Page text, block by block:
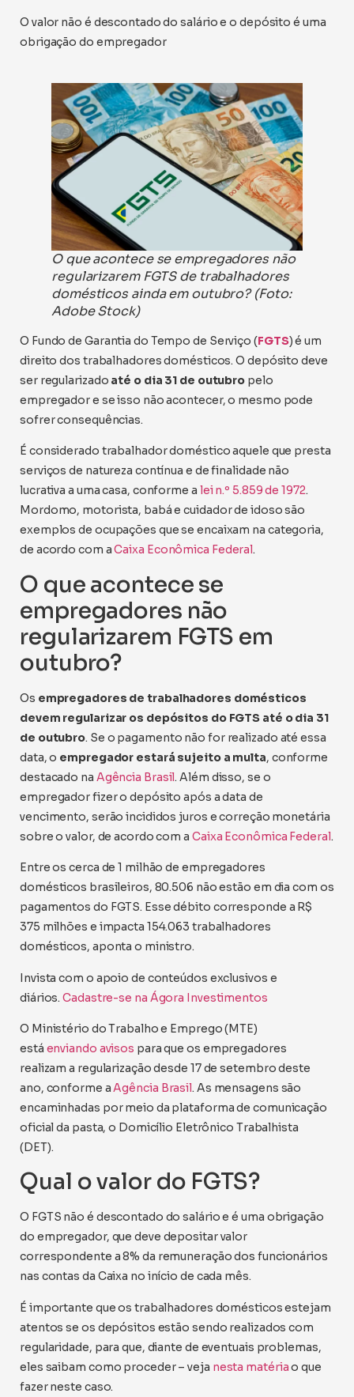
O valor não é descontado do salário e o depósito é uma
obrigação do empregador
O que acontece se empregadores não
regularizarem FGTS de trabalhadores
domésticos ainda em outubro? (Foto:
Adobe Stock)
O Fundo de Garantia do Tempo de Serviço (FGTS) é um
direito dos trabalhadores domésticos. O depósito deve
ser regularizado até o dia 31 de outubro pelo
empregador e se isso não acontecer, o mesmo pode
sofrer consequências.
É considerado trabalhador doméstico aquele que presta
serviços de natureza contínua e de finalidade não
lucrativa a uma casa, conforme a lei n.º 5.859 de 1972.
Mordomo, motorista, babá e cuidador de idoso são
exemplos de ocupações que se encaixam na categoria,
de acordo com aCaixa Econômica Federal.
O que acontece se
empregadores não
regularizarem FGTS em
outubro?
Os empregadores de trabalhadores domésticos
devem regularizar os depósitos do FGTS até o dia 31
de outubro. Se o pagamento não for realizado até essa
data, o empregador estará sujeito a multa, conforme
destacado na Agência Brasil. Além disso, se o
empregador fizer o depósito após a data de
vencimento, serão incididos juros e correção monetária
sobre o valor, de acordo com a Caixa Econômica Federal.
Entre os cerca de 1 milhão de empregadores
domésticos brasileiros, 80.506 não estão em dia com os
pagamentos do FGTS. Esse débito corresponde a R$
375 milhões e impacta 154.063 trabalhadores
domésticos, aponta o ministro.
Invista com o apoio de conteúdos exclusivos e
diários.Cadastre-se na Ágora Investimentos
O Ministério do Trabalho e Emprego (MTE)
está enviando avisos para que os empregadores
realizam a regularização desde 17 de setembro deste
ano, conforme aAgência Brasil. As mensagens são
encaminhadas por meio da plataforma de comunicação
oficial da pasta, o Domicílio Eletrônico Trabalhista
(DET).
Qual o valor do FGTS?
O FGTS não é descontado do salário e é uma obrigação
do empregador, que deve depositar valor
correspondente a 8% da remuneração dos funcionários
nas contas da Caixa no início de cada mês.
É importante que os trabalhadores domésticos estejam
atentos se os depósitos estão sendo realizados com
regularidade, para que, diante de eventuais problemas,
eles saibam como proceder – veja nesta matériao que
fazer neste caso.